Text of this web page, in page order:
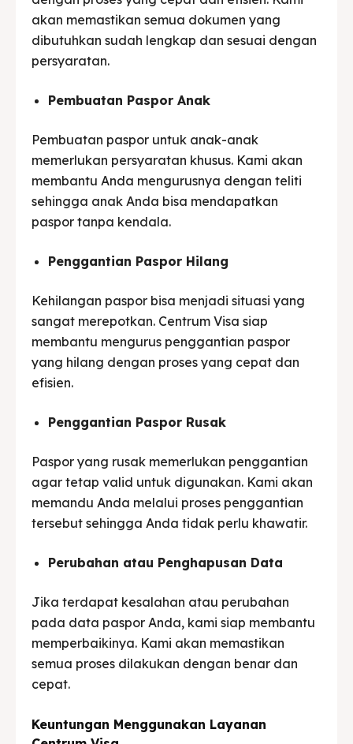
akan memastikan semua dokumen yang
dibutuhkan sudah lengkap dan sesuai dengan
persyaratan.
Pembuatan Paspor Anak
Pembuatan paspor untuk anak-anak
memerlukan persyaratan khusus. Kami akan
membantu Anda mengurusnya dengan teliti
sehingga anak Anda bisa mendapatkan
paspor tanpa kendala.
Penggantian Paspor Hilang
Kehilangan paspor bisa menjadi situasi yang
sangat merepotkan. Centrum Visa siap
membantu mengurus penggantian paspor
yang hilang dengan proses yang cepat dan
efisien.
Penggantian Paspor Rusak
Paspor yang rusak memerlukan penggantian
agar tetap valid untuk digunakan. Kami akan
memandu Anda melalui proses penggantian
tersebut sehingga Anda tidak perlu khawatir.
Perubahan atau Penghapusan Data
Jika terdapat kesalahan atau perubahan
pada data paspor Anda, kami siap membantu
memperbaikinya. Kami akan memastikan
semua proses dilakukan dengan benar dan
cepat.
Keuntungan Menggunakan Layanan